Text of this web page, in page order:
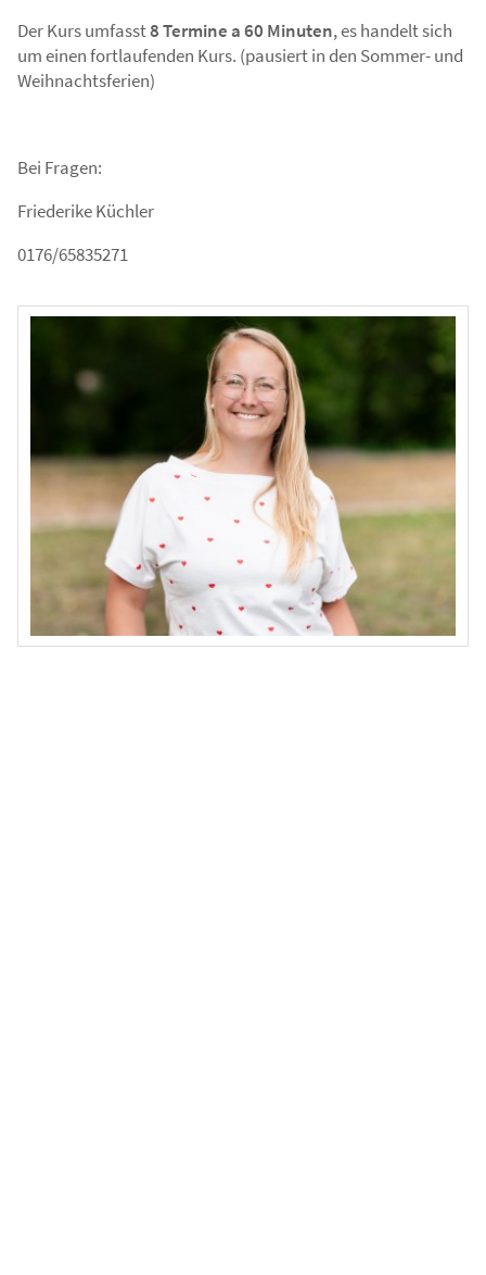
Der Kurs umfasst8 Termine a 60 Minuten, es handelt sich
um einen fortlaufenden Kurs. (pausiert in den Sommer- und
Weihnachtsferien)
Bei Fragen:
Friederike Küchler
0176/65835271